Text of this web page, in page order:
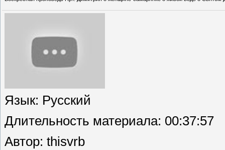
Язык: Русский
Длительность материала: 00:37:57
Автор: thisvrb